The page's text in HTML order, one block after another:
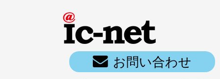
お問い合わせ